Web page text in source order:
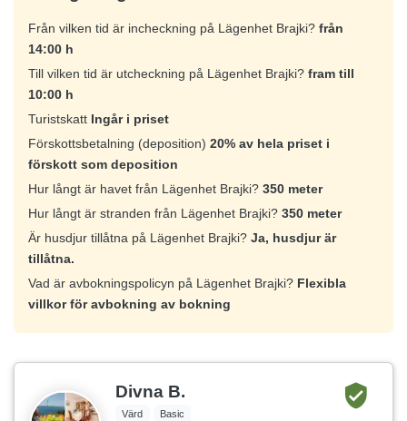
Från vilken tid är incheckning på Lägenhet Brajki? från
14:00 h
Till vilken tid är utcheckning på Lägenhet Brajki? fram till
10:00 h
Turistskatt Ingår i priset
Förskottsbetalning (deposition) 20% av hela priset i
förskott som deposition
Hur långt är havet från Lägenhet Brajki? 350 meter
Hur långt är stranden från Lägenhet Brajki? 350 meter
Är husdjur tillåtna på Lägenhet Brajki? Ja, husdjur är
tillåtna.
Vad är avbokningspolicyn på Lägenhet Brajki? Flexibla
villkor för avbokning av bokning
Divna B.
Värd
Basic